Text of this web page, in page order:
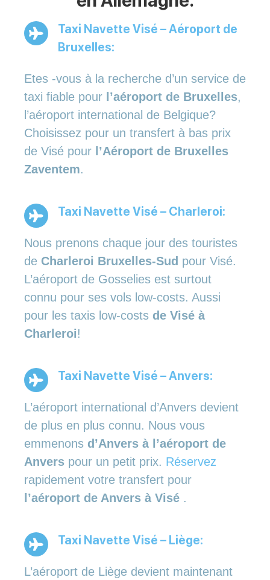
Taxi Navette Visé – Aéroport de
Bruxelles:
Etes -vous à la recherche d’un service de
taxi fiable pour l’aéroport de Bruxelles,
l’aéroport international de Belgique?
Choisissez pour un transfert à bas prix
de Visé pour l’Aéroport de Bruxelles
Zaventem.
Taxi Navette Visé – Charleroi:
Nous prenons chaque jour des touristes
de Charleroi Bruxelles-Sud pour Visé.
L’aéroport de Gosselies est surtout
connu pour ses vols low-costs. Aussi
pour les taxis low-costs de Visé à
Charleroi!
Taxi Navette Visé – Anvers:
L’aéroport international d’Anvers devient
de plus en plus connu. Nous vous
emmenons d’Anvers à l’aéroport de
Anvers pour un petit prix. Réservez
rapidement votre transfert pour
l’aéroport de Anvers à Visé .
Taxi Navette Visé – Liège:
L’aéroport de Liège devient maintenant